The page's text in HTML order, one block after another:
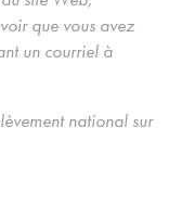
que vous avez
un courriel à
national sur